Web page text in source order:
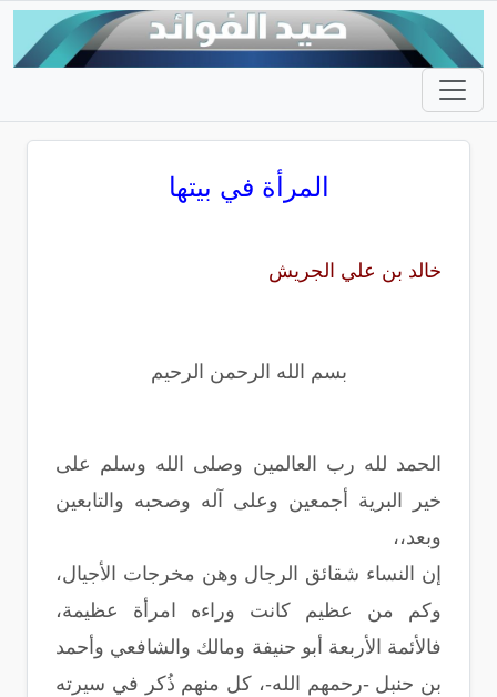
المرأة في بيتها
خالد بن علي الجريش
بسم الله الرحمن الرحيم
الحمد لله رب العالمين وصلى الله وسلم على
خير البرية أجمعين وعلى آله وصحبه والتابعين
وبعد،،
إن النساء شقائق الرجال وهن مخرجات الأجيال،
وكم من عظيم كانت وراءه امرأة عظيمة،
فالأئمة الأربعة أبو حنيفة ومالك والشافعي وأحمد
بن حنبل -رحمهم الله-، كل منهم ذُكر في سيرته